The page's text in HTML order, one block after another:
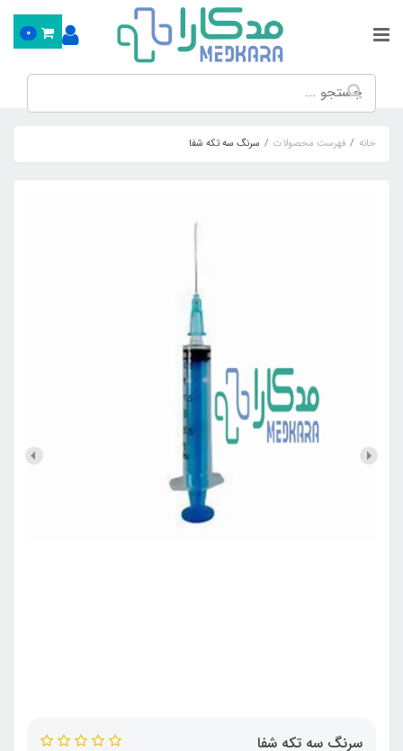
0
خانه فهرست محصولات سرنگ سه تکه شفا
سرنگ سه تکه شفا